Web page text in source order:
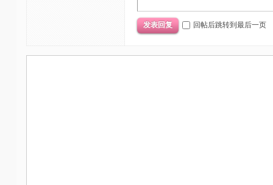
发表回复 回帖后跳转到最后一页